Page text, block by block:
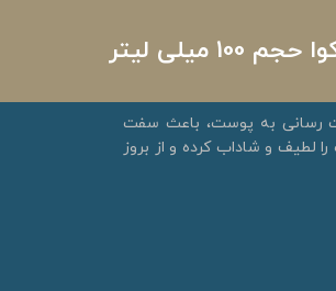
لیتر
رسانی به پوست، باعث سفت
و شاداب کرده و از بروز